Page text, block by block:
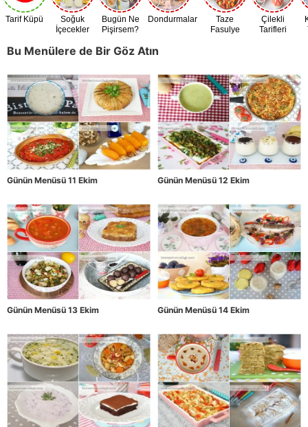
Tarif Küpü
Soğuk
İçecekler
Bugün Ne
Pişirsem?
Dondurmalar
Taze
Fasulye
Çilekli
Tarifleri
Bu Menülere de Bir Göz Atın
Günün Menüsü 11 Ekim Günün Menüsü 12 Ekim
Günün Menüsü 13 Ekim Günün Menüsü 14 Ekim